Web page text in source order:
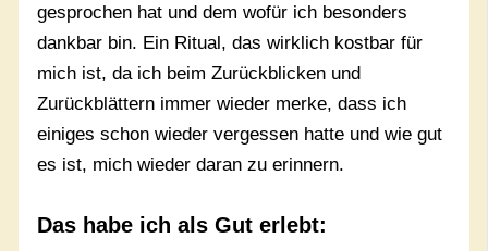
gesprochen hat und dem wofür ich besonders
dankbar bin. Ein Ritual, das wirklich kostbar für
mich ist, da ich beim Zurückblicken und
Zurückblättern immer wieder merke, dass ich
einiges schon wieder vergessen hatte und wie gut
es ist, mich wieder daran zu erinnern.
Das habe ich als Gut erlebt: